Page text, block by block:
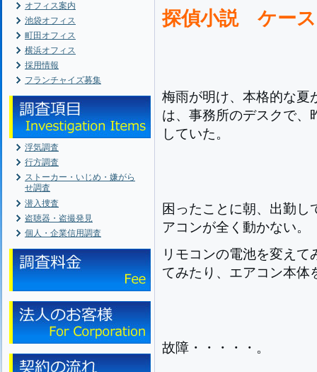
オフィス案内
池袋オフィス
町田オフィス
横浜オフィス
採用情報
フランチャイズ募集
浮気調査
行方調査
ストーカー・いじめ・嫌がら
せ調査
潜入捜査
盗聴器・盗撮発見
個人・企業信用調査
探偵小説 ケー
梅雨が明け、本格的な夏
は、事務所のデスクで、
していた。
困ったことに朝、出勤
アコンが全く動かない。
リモコンの電池を変え
てみたり、エアコン本体
故障・・・・・。